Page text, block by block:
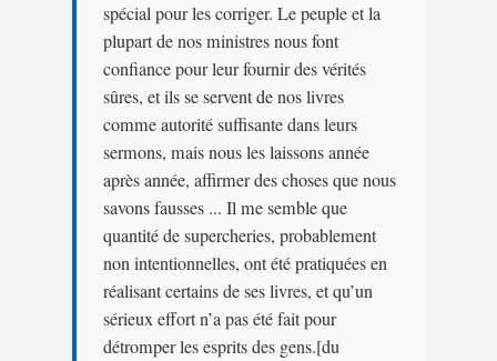
spécial pour les corriger. Le peuple et la
plupart de nos ministres nous font
confiance pour leur fournir des vérités
sûres, et ils se servent de nos livres
comme autorité suffisante dans leurs
sermons, mais nous les laissons année
après année, affirmer des choses que nous
savons fausses ... Il me semble que
quantité de supercheries, probablement
non intentionnelles, ont été pratiquées en
réalisant certains de ses livres, et qu’un
sérieux effort n’a pas été fait pour
détromper les esprits des gens.[du